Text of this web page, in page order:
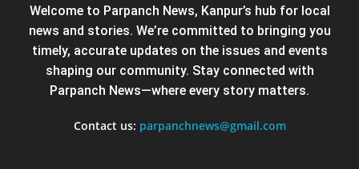
Welcome to Parpanch News, Kanpur’s hub for local
news and stories. We’re committed to bringing you
timely, accurate updates on the issues and events
shaping our community. Stay connected with
Parpanch News—where every story matters.
Contact us: parpanchnews@gmail.com